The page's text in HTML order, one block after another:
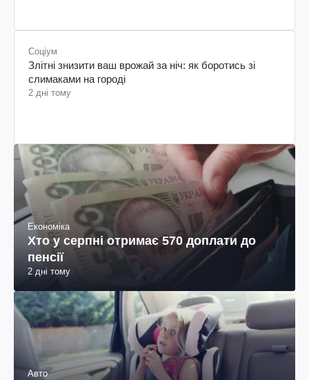
Соціум
Злітні знизити ваш врожай за ніч: як боротись зі
слимаками на городі
2 дні тому
Економіка
Хто у серпні отримає 570 доплати до
пенсії
2 дні тому
Авто